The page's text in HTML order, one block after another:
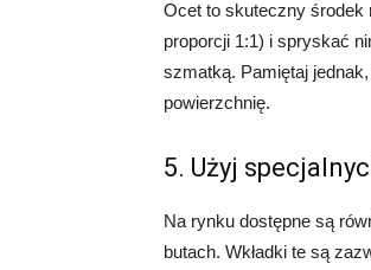
Ocet to skuteczny środek
proporcji 1:1) i spryskać
szmatką. Pamiętaj
powierzchnię.
5. Użyj
Na rynku dostępne są
butach. Wkładki te są